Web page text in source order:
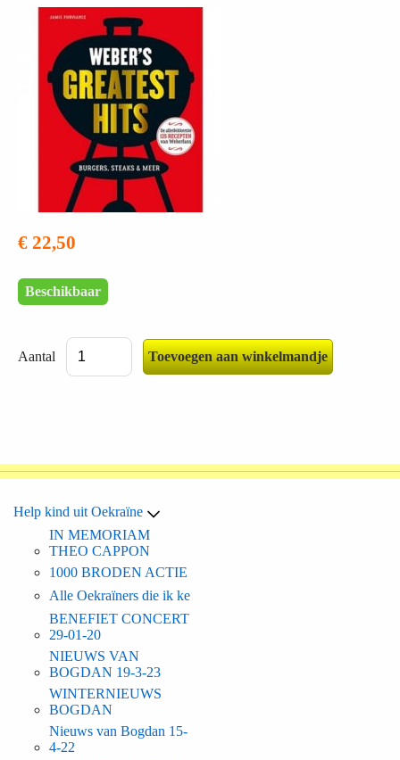
€ 22,50
Beschikbaar
Aantal
Help kind uit Oekraïne
IN MEMORIAM
THEO CAPPON
1000 BRODEN ACTIE
Alle Oekraïners die ik ke
BENEFIET CONCERT
29-01-20
NIEUWS VAN
BOGDAN 19-3-23
WINTERNIEUWS
BOGDAN
Nieuws van Bogdan 15-
4-22